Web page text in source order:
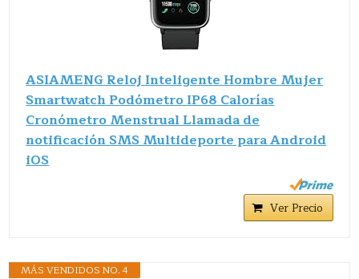
ASIAMENG Reloj Inteligente Hombre Mujer
Smartwatch Podómetro IP68 Calorías
Cronómetro Menstrual Llamada de
notificación SMS Multideporte para Android
iOS
Ver Precio
MÁS VENDIDOS NO. 4